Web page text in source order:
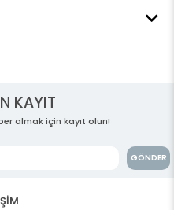
KAYIT
almak için kayıt olun!
GÖNDER